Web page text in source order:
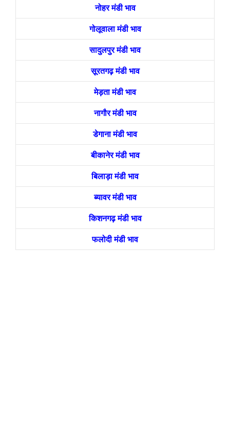
नोहर मंडी भाव
गोलूवाला मंडी भाव
सादुलपुर मंडी भाव
सूरतगढ़ मंडी भाव
मेड़ता मंडी भाव
नागौर मंडी भाव
डेगाना मंडी भाव
बीकानेर मंडी भाव
बिलाड़ा मंडी भाव
ब्यावर मंडी भाव
किशनगढ़ मंडी भाव
फलोदी मंडी भाव